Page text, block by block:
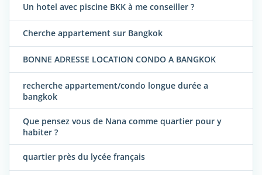
Un hotel avec piscine BKK à me conseiller ?
Cherche appartement sur Bangkok
BONNE ADRESSE LOCATION CONDO A BANGKOK
recherche appartement/condo longue durée a
bangkok
Que pensez vous de Nana comme quartier pour y
habiter ?
quartier près du lycée français